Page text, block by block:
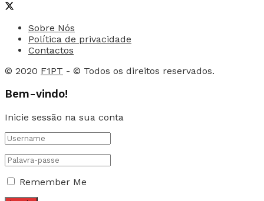
Sobre Nós
Política de privacidade
Contactos
© 2020 F1PT - © Todos os direitos reservados.
Bem-vindo!
Inicie sessão na sua conta
Remember Me